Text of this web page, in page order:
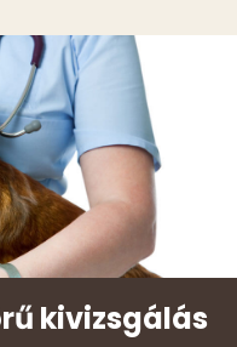
kivizsgálás